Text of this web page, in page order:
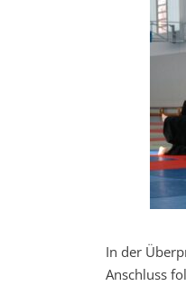
In der
Anschluss